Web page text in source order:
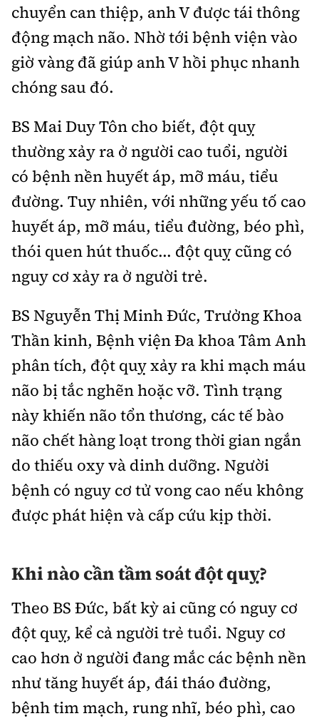
chuyển can thiệp, anh V được tái thông
động mạch não. Nhờ tới bệnh viện vào
giờ vàng đã giúp anh V hồi phục nhanh
chóng sau đó.
BS Mai Duy Tôn cho biết, đột quỵ
thường xảy ra ở người cao tuổi, người
có bệnh nền huyết áp, mỡ máu, tiểu
đường. Tuy nhiên, với những yếu tố cao
huyết áp, mỡ máu, tiểu đường, béo phì,
thói quen hút thuốc... đột quỵ cũng có
nguy cơ xảy ra ở người trẻ.
BS Nguyễn Thị Minh Đức, Trưởng Khoa
Thần kinh, Bệnh viện Đa khoa Tâm Anh
phân tích, đột quỵ xảy ra khi mạch máu
não bị tắc nghẽn hoặc vỡ. Tình trạng
này khiến não tổn thương, các tế bào
não chết hàng loạt trong thời gian ngắn
do thiếu oxy và dinh dưỡng. Người
bệnh có nguy cơ tử vong cao nếu không
được phát hiện và cấp cứu kịp thời.
Khi nào cần tầm soát đột quỵ?
Theo BS Đức, bất kỳ ai cũng có nguy cơ
đột quỵ, kể cả người trẻ tuổi. Nguy cơ
cao hơn ở người đang mắc các bệnh nền
như tăng huyết áp, đái tháo đường,
bệnh tim mạch, rung nhĩ, béo phì, cao